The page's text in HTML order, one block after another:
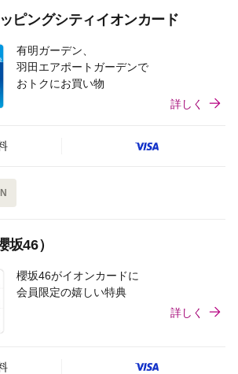
ピングシティイオンカード
有明ガーデン、
羽田エアポートガーデンで
おトクにお買い物
詳しく
坂46）
櫻坂46がイオンカードに
会員限定の嬉しい特典
詳しく